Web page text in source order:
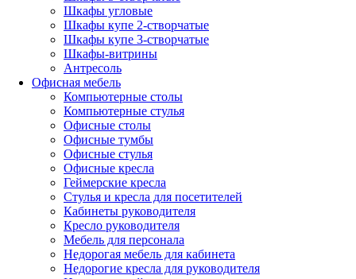
Шкафы угловые
Шкафы купе 2-створчатые
Шкафы купе 3-створчатые
Шкафы-витрины
Антресоль
Офисная мебель
Компьютерные столы
Компьютерные стулья
Офисные столы
Офисные тумбы
Офисные стулья
Офисные кресла
Геймерские кресла
Стулья и кресла для посетителей
Кабинеты руководителя
Кресло руководителя
Мебель для персонала
Недорогая мебель для кабинета
Недорогие кресла для руководителя